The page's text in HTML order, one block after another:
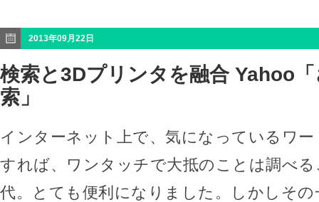
2013年09月22日
検索と3Dプリンタを融合 Yahoo
索」
インターネット上で、気になっているワ
すれば、ワンタッチで大抵のことは調べ
代。とても便利になりました。しかしそ